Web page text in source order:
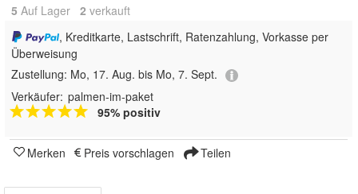
5 Auf Lager 2 verkauft
, Kreditkarte, Lastschrift, Ratenzahlung, Vorkasse per
Überweisung
Zustellung: Mo, 17. Aug. bis Mo, 7. Sept.
Verkäufer: palmen-im-paket
95% positiv
Merken Preis vorschlagen Teilen